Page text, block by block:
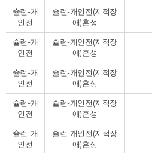
슐런-개
인전
슐런-개인전(지적장
애)혼성
슐런-개
인전
슐런-개인전(지적장
애)혼성
슐런-개
인전
슐런-개인전(지적장
애)혼성
슐런-개
인전
슐런-개인전(지적장
애)혼성
슐런-개
인전
슐런-개인전(지적장
애)혼성